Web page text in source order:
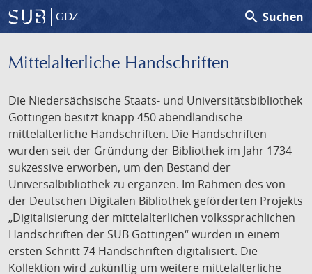
GDZ search Suchen
Mittelalterliche Handschriften
Die Niedersächsische Staats- und Universitätsbibliothek
Göttingen besitzt knapp 450 abendländische
mittelalterliche Handschriften. Die Handschriften
wurden seit der Gründung der Bibliothek im Jahr 1734
sukzessive erworben, um den Bestand der
Universalbibliothek zu ergänzen. Im Rahmen des von
der Deutschen Digitalen Bibliothek geförderten Projekts
„Digitalisierung der mittelalterlichen volkssprachlichen
Handschriften der SUB Göttingen“ wurden in einem
ersten Schritt 74 Handschriften digitalisiert. Die
Kollektion wird zukünftig um weitere mittelalterliche